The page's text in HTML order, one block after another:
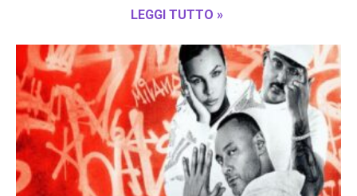
LEGGI TUTTO »